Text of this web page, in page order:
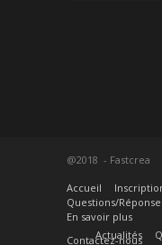
@2018 - Fastcrea
Accueil
Questions/
En savoir plus
Actualités
Contactez-nous